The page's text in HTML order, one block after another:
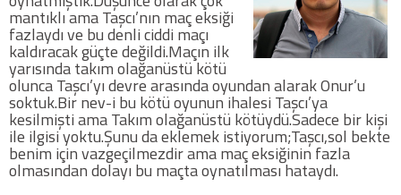
Foto Galeri
Video Galeri
Ankara Takımları
Futbol
mantıklı ama Taşcı’nın maç eksiği
fazlaydı ve bu denli ciddi maçı
kaldıracak güçte değildi.Maçın ilk
yarısında takım olağanüstü kötü
olunca Taşcı’yı devre arasında oyundan alarak Onur’u
soktuk.Bir nev-i bu kötü oyunun ihalesi Taşcı’ya
kesilmişti ama Takım olağanüstü kötüydü.Sadece bir kişi
ile ilgisi yoktu.Şunu da eklemek istiyorum;Taşcı,sol bekte
benim için vazgeçilmezdir ama maç eksiğinin fazla
olmasından dolayı bu maçta oynatılması hataydı.